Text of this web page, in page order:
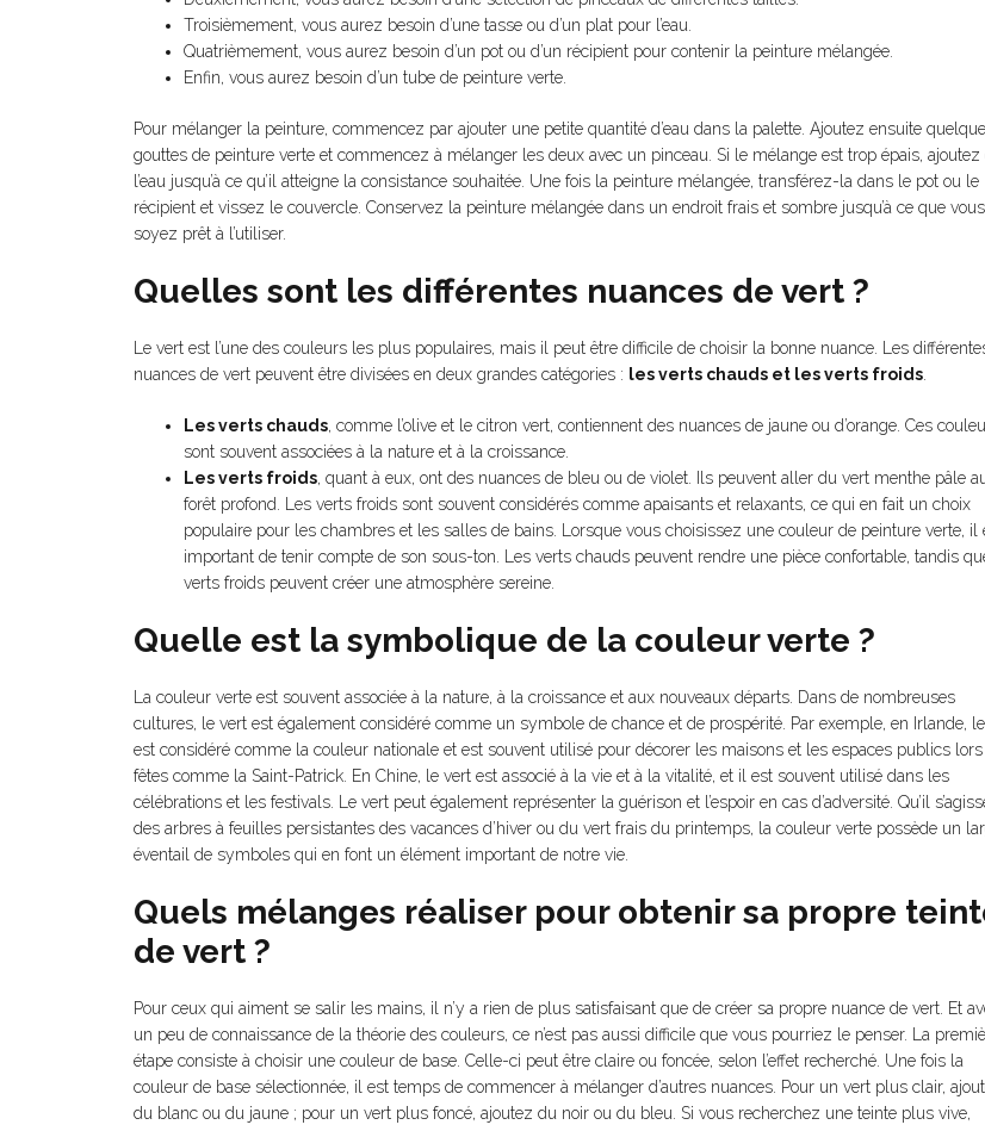
Troisièmement, vous aurez besoin d’une tasse ou d’un plat pour l’eau.
Quatrièmement, vous aurez besoin d’un pot ou d’un récipient pour contenir la peinture mélangée.
Enfin, vous aurez besoin d’un tube de peinture verte.
Pour mélanger la peinture, commencez par ajouter une petite quantité d’eau dans la palette. Ajoutez ensuite
gouttes de peinture verte et commencez à mélanger les deux avec un pinceau. Si le mélange est trop épais, ajoutez
l’eau jusqu’à ce qu’il atteigne la consistance souhaitée. Une fois la peinture mélangée, transférez-la dans le pot ou le
récipient et vissez le couvercle. Conservez la peinture mélangée dans un endroit frais et sombre jusqu’à ce que vous
soyez prêt à l’utiliser.
Quelles sont les différentes nuances de vert ?
Le vert est l’une des couleurs les plus populaires, mais il peut être difficile de choisir la bonne nuance. Les
nuances de vert peuvent être divisées en deux grandes catégories : les verts chauds et les verts froids
Les verts chauds, comme l’olive et le citron vert, contiennent des nuances de jaune ou d’orange. Ces
sont souvent associées à la nature et à la croissance.
Les verts froids, quant à eux, ont des nuances de bleu ou de violet. Ils peuvent aller du vert menthe pâle
forêt profond. Les verts froids sont souvent considérés comme apaisants et relaxants, ce qui en fait un choix
populaire pour les chambres et les salles de bains. Lorsque vous choisissez une couleur de peinture verte, il
important de tenir compte de son sous-ton. Les verts chauds peuvent rendre une pièce confortable, tandis
verts froids peuvent créer une atmosphère sereine.
Quelle est la symbolique de la couleur verte ?
La couleur verte est souvent associée à la nature, à la croissance et aux nouveaux départs. Dans de nombreuses
cultures, le vert est également considéré comme un symbole de chance et de prospérité. Par exemple, en Irlande,
est considéré comme la couleur nationale et est souvent utilisé pour décorer les maisons et les espaces publics
fêtes comme la Saint-Patrick. En Chine, le vert est associé à la vie et à la vitalité, et il est souvent utilisé dans les
célébrations et les festivals. Le vert peut également représenter la guérison et l’espoir en cas d’adversité. Qu’il
des arbres à feuilles persistantes des vacances d’hiver ou du vert frais du printemps, la couleur verte possède un
éventail de symboles qui en font un élément important de notre vie.
Quels mélanges réaliser pour obtenir sa propre
de vert ?
Pour ceux qui aiment se salir les mains, il n’y a rien de plus satisfaisant que de créer sa propre nuance de vert. Et
un peu de connaissance de la théorie des couleurs, ce n’est pas aussi difficile que vous pourriez le penser. La
étape consiste à choisir une couleur de base. Celle-ci peut être claire ou foncée, selon l’effet recherché. Une fois la
couleur de base sélectionnée, il est temps de commencer à mélanger d’autres nuances. Pour un vert plus clair,
du blanc ou du jaune ; pour un vert plus foncé, ajoutez du noir ou du bleu. Si vous recherchez une teinte plus vive,